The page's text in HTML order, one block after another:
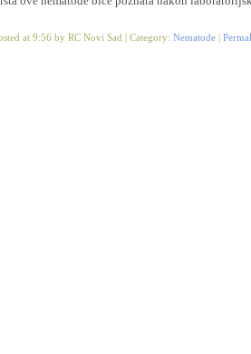
at 9:56 by RC Novi Sad | Category: Nematode